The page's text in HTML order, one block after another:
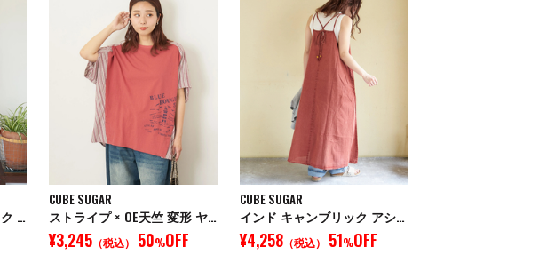
21/-OE天竺 変形 チュニック Tシャツ
CUBE SUGAR
ストライプ × OE天竺 変形 ヤッコ プルオーバー シャツ
¥3,245 （税込） 50%OFF
CUBE SUGAR
インド キャンブリック アシッド加工 キャミワンピース
¥4,258 （税込） 51%OFF